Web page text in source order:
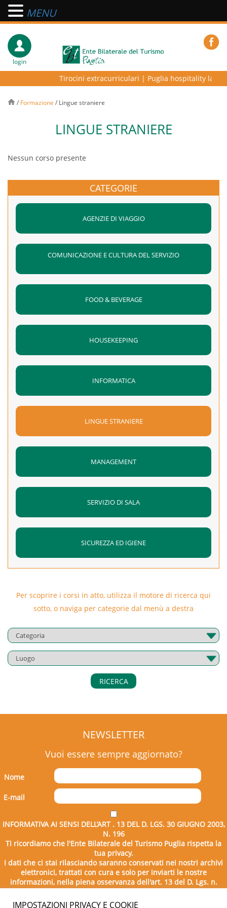
login
Tirocini extracurriculari|Puglia hospitality lab –
/ Formazione / Lingue straniere
LINGUE STRANIERE
Nessun corso presente
CATEGORIE
AGENZIE DI VIAGGIO
COMUNICAZIONE E CULTURA DEL SERVIZIO
FOOD & BEVERAGE
HOUSEKEEPING
INFORMATICA
LINGUE STRANIERE
MANAGEMENT
SERVIZIO DI SALA
SICUREZZA ED IGIENE
Per scoprire i corsi in atto, utilizza il motore di ricerca qui
sotto, o naviga per categorie dal menù a destra
RICERCA
NEWSLETTER
Vuoi essere sempre aggiornato?
Nome
E-mail
INFORMATIVA AI SENSI DELL’ART . 13 DEL D. LGS. 30 GIUGNO 2003,
N. 196
Ti ricordiamo che l'Ente Bilaterale del Turismo Puglia rispetta la
tua privacy.
I dati che ci stai rilasciando saranno conservati nei nostri archivi
elettronici, trattati con cura e solo per inviarti le nostre
informazioni, nella piena osservanza dell'art. 13 del D. Lgs. n.
196/2003.
IMPOSTAZIONI PRIVACY E COOKIE
MENU